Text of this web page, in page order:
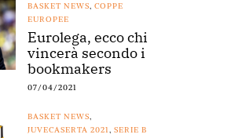
BASKET NEWS, COPPE
EUROPEE
Eurolega, ecco chi
vincerà secondo i
bookmakers
07/04/2021
BASKET NEWS,
JUVECASERTA 2021, SERIE B